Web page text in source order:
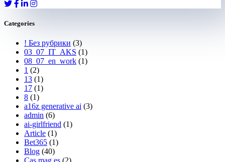
Categories
! Без рубрики (3)
03_07_IT_AKS (1)
08_07_en_work (1)
1 (2)
13 (1)
17 (1)
8 (1)
a16z generative ai (3)
admin (6)
ai-girlfriend (1)
Article (1)
Bet365 (1)
Blog (40)
Cas mag es (2)